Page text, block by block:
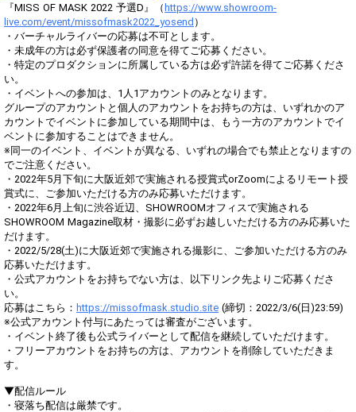
『MISS OF MASK 2022 予選D』（ https://www.showroom-
live.com/event/missofmask2022_yosend ）
・バーチャルライバーの応募は不可とします。
・未成年の方は必ず保護者の同意を得てご応募ください。
・特定のプロダクションに所属している方は必ず許諾を得てご応募くださ
い。
・イベントへの参加は、1人1アカウントのみとなります。
グループのアカウントと個人のアカウントをお持ちの方は、いずれかのア
カウントでイベントに参加している期間中は、もう一方のアカウントでイ
ベントに参加することはできません。
※同一のイベント、イベントが異なる、いずれの場合でも禁止となりますの
でご注意ください。
・2022年5月下旬に大阪近郊で実施される授賞式orZoomによるリモート授
賞式に、ご参加いただける方のみ応募いただけます。
・2022年6月上旬に渋谷近辺、SHOWROOMオフィスで実施される
SHOWROOM Magazine取材・撮影に必ずお越しいただける方のみ応募いた
だけます。
・2022/5/28(土)に大阪近郊で実施される撮影に、ご参加いただける方のみ
応募いただけます。
・公式アカウントをお持ちでない方は、以下リンク先よりご応募くださ
い。
応募はこちら： https://missofmask.studio.site (締切：2022/3/6(日)23:59)
※公式アカウント付与にあたっては審査がございます。
・イベント終了後も公式ライバーとして配信を継続していただけます。
・フリーアカウントをお持ちの方は、アカウントを削除していただきま
す。
▼配信ルール
・寝落ち配信は厳禁です。